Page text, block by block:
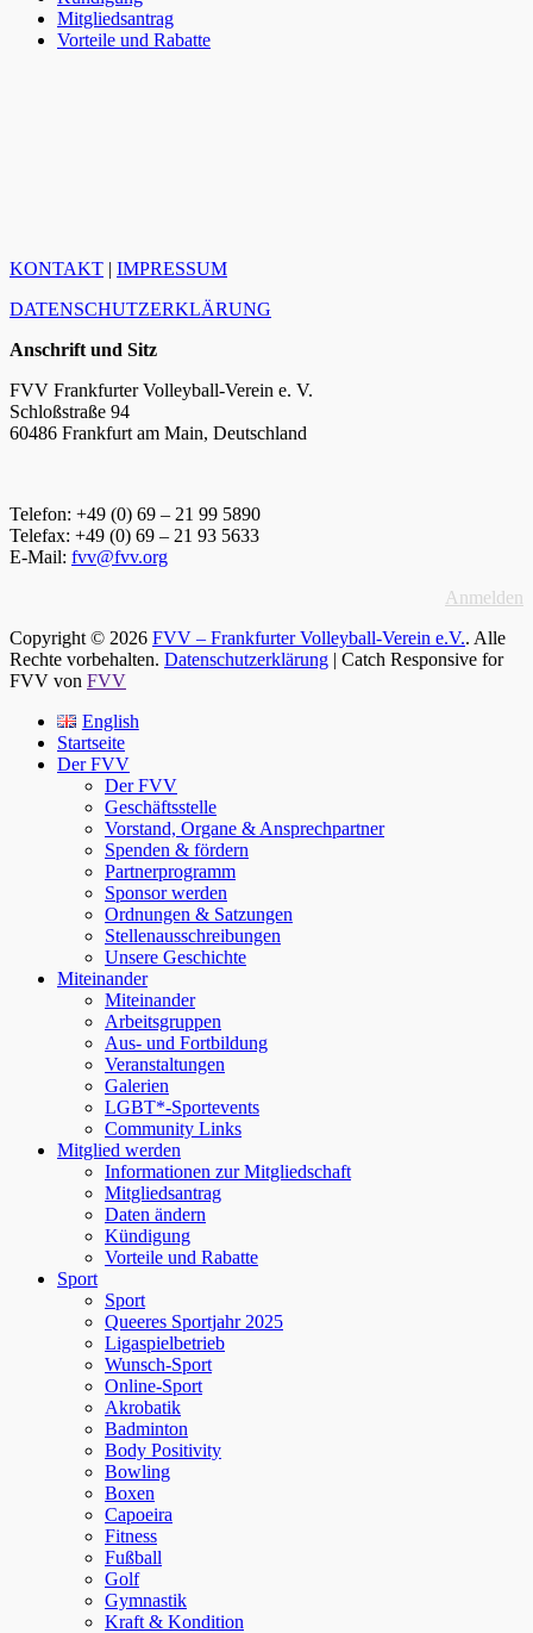
Mitgliedsantrag
Vorteile und Rabatte
KONTAKT | IMPRESSUM
DATENSCHUTZERKLÄRUNG
Anschrift und Sitz
FVV Frankfurter Volleyball-Verein e. V.
Schloßstraße 94
60486 Frankfurt am Main, Deutschland
Telefon: +49 (0) 69 – 21 99 5890
Telefax: +49 (0) 69 – 21 93 5633
E-Mail: fvv@fvv.org
Anmelden
Copyright © 2026 FVV – Frankfurter Volleyball-Verein e.V.. Alle
Rechte vorbehalten. Datenschutzerklärung | Catch Responsive for
FVV von FVV
oben
scrollen
English
Startseite
Der FVV
Der FVV
Geschäftsstelle
Vorstand, Organe & Ansprechpartner
Spenden & fördern
Partnerprogramm
Sponsor werden
Ordnungen & Satzungen
Stellenausschreibungen
Unsere Geschichte
Miteinander
Miteinander
Arbeitsgruppen
Aus- und Fortbildung
Veranstaltungen
Galerien
LGBT*-Sportevents
Community Links
Mitglied werden
Informationen zur Mitgliedschaft
Mitgliedsantrag
Daten ändern
Kündigung
Vorteile und Rabatte
Sport
Sport
Queeres Sportjahr 2025
Ligaspielbetrieb
Wunsch-Sport
Online-Sport
Akrobatik
Badminton
Body Positivity
Bowling
Boxen
Capoeira
Fitness
Fußball
Golf
Gymnastik
Kraft & Kondition